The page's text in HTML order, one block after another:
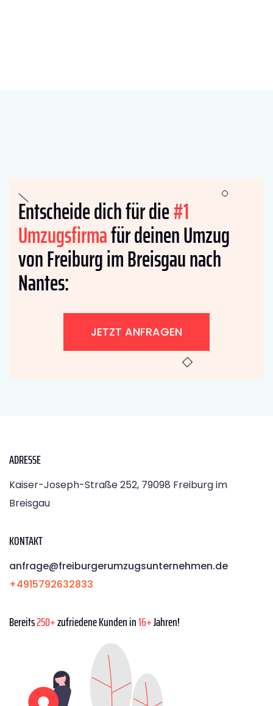
Entscheide dich für die#1
Umzugsfirmafür deinen Umzug
von Freiburg im Breisgau nach
Nantes:
JETZT ANFRAGEN
ADRESSE
Kaiser-Joseph-Straße 252, 79098 Freiburg im
Breisgau
KONTAKT
anfrage@freiburgerumzugsunternehmen.de
+4915792632833
Bereits250+zufriedene Kunden in16+Jahren!